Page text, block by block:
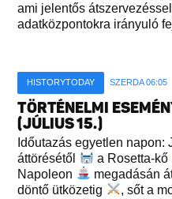
ami jelentős
adatközpontokra irányuló
HISTORYTODAY SZERDA 06:05
TÖRTÉNELMI
(JÚLIUS 15.)
Időutazás egyetlen napon:
áttörésétől
a Rosetta-kő
Napoleon
megadásán
döntő ütközetig
, sőt a